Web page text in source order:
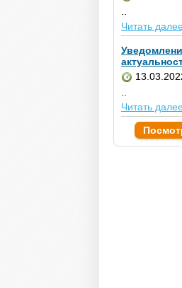
..
Читать
..
Читать